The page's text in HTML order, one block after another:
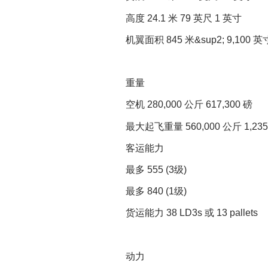
高度 24.1 米 79 英尺 1 英寸
机翼面积 845 米&sup2; 9,100 英
重量
空机 280,000 公斤 617,300 磅
最大起飞重量 560,000 公斤
客运能力
最多 555 (3级)
最多 840 (1级)
货运能力 38 LD3s 或 13 pallets
动力